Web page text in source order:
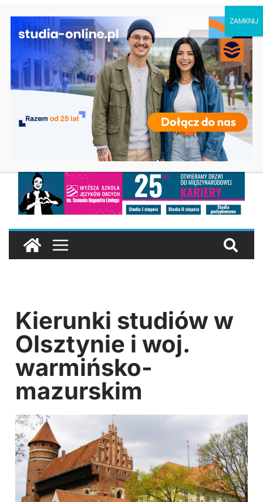
sobota, 8 sierpnia, 2026
Ostatnie
wpisy:
Chemia w Opolu
Biologia w Rzeszowie
Filologia słowiańska w Krakowie
Studia historyczne w Łodzi
Analityka biznesowa i Data Science –
Collegium Da Vinci w Poznaniu
Kierunki studiów w
Olsztynie i woj.
warmińsko-
mazurskim